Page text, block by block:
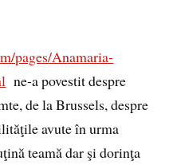
pages/Anamaria-
ne-a povestit despre
de la Brussels, despre
avute în urma
teamă dar şi dorinţa